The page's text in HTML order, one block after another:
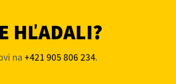
HĽADALI?
na +421 905 806 234.